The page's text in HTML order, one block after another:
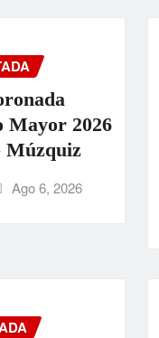
Mayor 2026
Múzquiz
Ago 6, 2026